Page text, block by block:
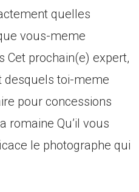
quelles
vous-meme
Cet prochain(e) expert,
desquels toi-meme
pour concessions
romaine Qu’il vous
le photographe qui